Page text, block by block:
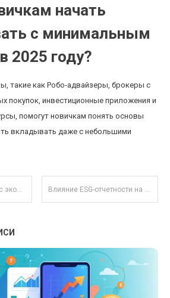
начать
с минимальным
2025 году?
такие как Робо-адвайзеры, брокеры с
покупок, инвестиционные приложения и
помогут новичкам понять основы
вкладывать даже с небольшими
по записям
инвестиций Влияние ESG-отчетности на инвестиционные стратегии и стоимость акций компаний